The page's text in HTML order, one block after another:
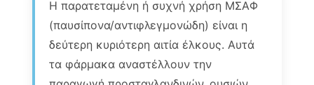
Η παρατεταμένη ή συχνή χρήση ΜΣΑΦ
(παυσίπονα/αντιφλεγμονώδη) είναι η
δεύτερη κυριότερη αιτία έλκους. Αυτά
τα φάρμακα αναστέλλουν την